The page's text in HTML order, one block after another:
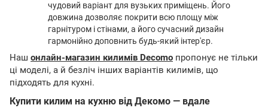
чудовий варіант для вузьких приміщень. Його
довжина дозволяє покрити всю площу між
гарнітуром і стінами, а його сучасний дизайн
гармонійно доповнить будь-який інтер'єр.
Наш онлайн-магазин килимів Decomo пропонує не тільки
ці моделі, а й безліч інших варіантів килимів, що
підходять для кухні.
Купити килим на кухню від Декомо — вдале